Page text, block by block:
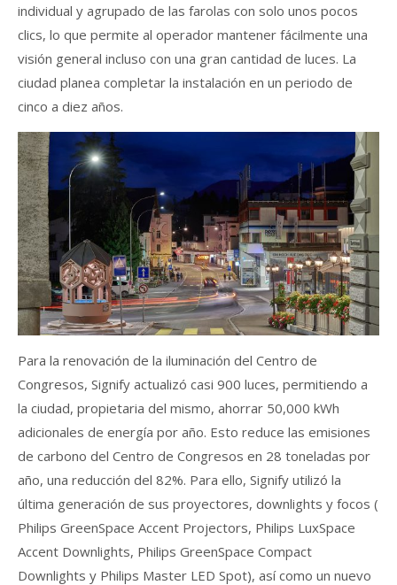
individual y agrupado de las farolas con solo unos pocos
clics, lo que permite al operador mantener fácilmente una
visión general incluso con una gran cantidad de luces. La
ciudad planea completar la instalación en un periodo de
cinco a diez años.
Para la renovación de la iluminación del Centro de
Congresos, Signify actualizó casi 900 luces, permitiendo a
la ciudad, propietaria del mismo, ahorrar 50,000 kWh
adicionales de energía por año. Esto reduce las emisiones
de carbono del Centro de Congresos en 28 toneladas por
año, una reducción del 82%. Para ello, Signify utilizó la
última generación de sus proyectores, downlights y focos (
Philips GreenSpace Accent Projectors, Philips LuxSpace
Accent Downlights, Philips GreenSpace Compact
Downlights y Philips Master LED Spot), así como un nuevo